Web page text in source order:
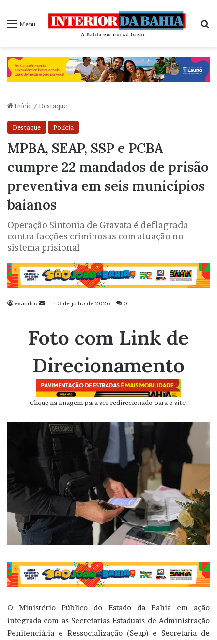
Menu
Início / Destaque
Destaque Polícia
MPBA, SEAP, SSP e PCBA
cumpre 22 mandados de prisão
preventiva em seis municípios
baianos
Operação Sintonia de Gravata é deflagrada
contra facções criminosas com atuação no
sistema prisional
evandro
Mande
mail
3 de julho de 2026 0
Foto com Link de
Direcionamento
Clique na imagem para ser redirecionado para o site.
O Ministério Público do Estado da Bahia em ação
integrada com as Secretarias Estaduais de Administração
Penitenciária e Ressocialização (Seap) e Secretaria de